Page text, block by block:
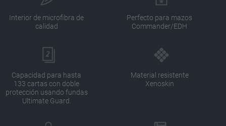
Interior de microfibra de
calidad
Perfecto para mazos
Commander/EDH
Capacidad para hasta
133 cartas con doble
protección usando fundas
Ultimate Guard.
Material resistente
Xenoskin